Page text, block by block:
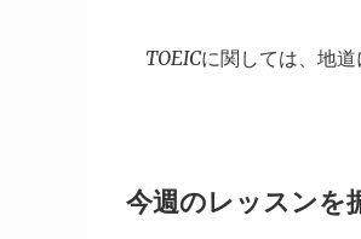
TOEICに関しては、地
今週のレッスンを